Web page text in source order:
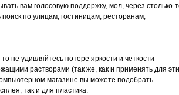
вам голосовую поддержку, мол, через столько-
по улицам, гостиницам, ресторанам,
не удивляйтесь потере яркости и четкости
растворами (так же, как и применять для
магазине вы можете подобрать
так и для пластика.